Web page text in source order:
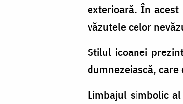
exterioară. În acest
văzutele celor
Stilul icoanei
dumnezeiască, care
Limbajul simbolic